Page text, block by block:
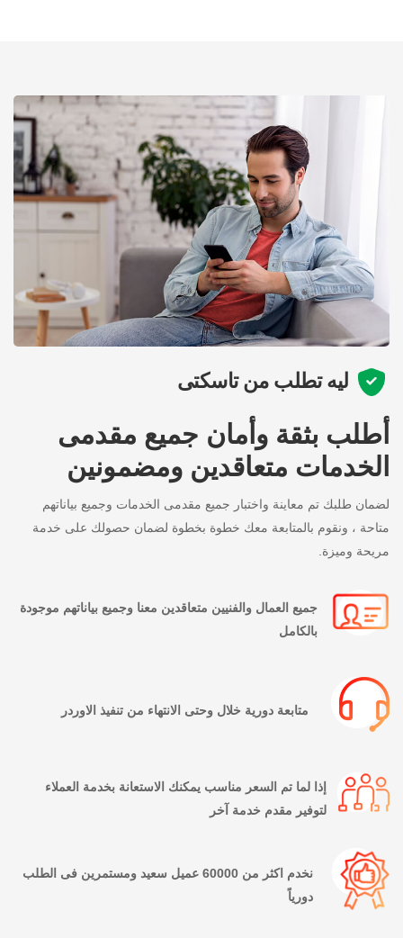
ليه تطلب من تاسكتى
أطلب بثقة وأمان جميع مقدمى
الخدمات متعاقدين ومضمونين
لضمان طلبك تم معاينة واختبار جميع مقدمى الخدمات وجميع بياناتهم
متاحة ، ونقوم بالمتابعة معك خطوة بخطوة لضمان حصولك على خدمة
مريحة وميزة.
جميع العمال والفنيين متعاقدين معنا وجميع بياناتهم موجودة
بالكامل
متابعة دورية خلال وحتى الانتهاء من تنفيذ الاوردر
إذا لما تم السعر مناسب يمكنك الاستعانة بخدمة العملاء
لتوفير مقدم خدمة آخر
نخدم اكثر من 60000 عميل سعيد ومستمرين فى الطلب
دورياً